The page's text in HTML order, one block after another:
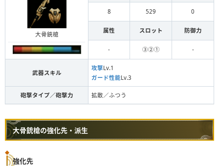
大骨銃槍
8 529 0
属性 スロット 防御力
- ③②① -
武器スキル
攻撃Lv.1
ガード性能Lv.3
砲撃タイプ／砲撃力 拡散／ふつう
大骨銃槍の強化先・派生
強化先